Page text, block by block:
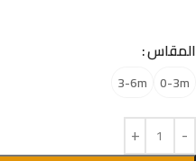
المقاس
0-3m
3-6m